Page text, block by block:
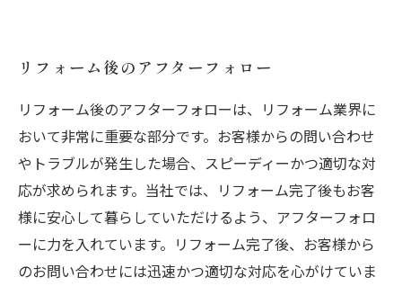
リフォーム後のアフターフォロー
リフォーム後のアフターフォローは、リフォーム業界に
おいて非常に重要な部分です。お客様からの問い合わせ
やトラブルが発生した場合、スピーディーかつ適切な対
応が求められます。当社では、リフォーム完了後もお客
様に安心して暮らしていただけるよう、アフターフォロ
ーに力を入れています。リフォーム完了後、お客様から
のお問い合わせには迅速かつ適切な対応を心がけていま